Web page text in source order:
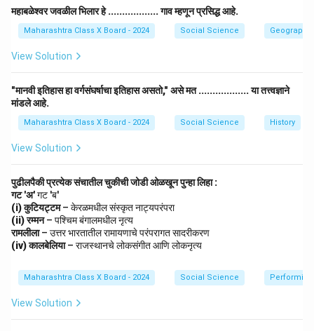
(ड) दुसरा जॉर्ज — हेही चित्र नाही, इंग्लंडच्या राजाचे नाव आहे.
Step 3: Conclusion.
योग्य उत्तर आहे(ब) मोनालिसा, कारण हेच लिओनार्दो द विंचीचे प्रसिद्ध
चित्र आहे जे लुव्र संग्रहालयात ठेवलेले आहे.
Download Solution in PDF
महाबळेश्वर जवळील भिलार हे .................. गाव म्हणून प्रसिद्ध आहे.
Maharashtra Class X Board - 2024 Social Science Geography
View Solution
"मानवी इतिहास हा वर्गसंघर्षाचा इतिहास असतो," असे मत .................. या तत्त्वज्ञाने
मांडले आहे.
Maharashtra Class X Board - 2024 Social Science History
View Solution
पुढीलपैकी प्रत्येक संचातील चुकीची जोडी ओळखून पुन्हा लिहा :
गट 'अ'गट 'ब'
(i) कुटियट्टम– केरळमधील संस्कृत नाट्यपरंपरा
(ii) रम्मन– पश्चिम बंगालमधील नृत्य
रामलीला– उत्तर भारतातील रामायणाचे परंपरागत सादरीकरण
(iv) कालबेलिया– राजस्थानचे लोकसंगीत आणि लोकनृत्य
Maharashtra Class X Board - 2024 Social Science Performing
View Solution